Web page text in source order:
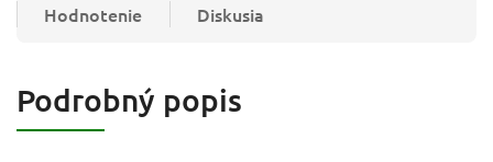
Hodnotenie Diskusia
Podrobný popis